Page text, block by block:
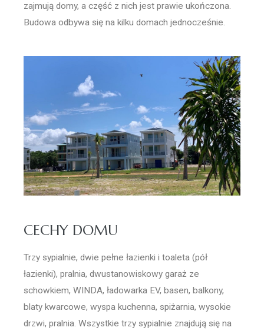
zajmują domy, a część z nich jest prawie ukończona.
Budowa odbywa się na kilku domach jednocześnie.
CECHY DOMU
Trzy sypialnie, dwie pełne łazienki i toaleta (pół
łazienki), pralnia, dwustanowiskowy garaż ze
schowkiem, WINDA, ładowarka EV, basen, balkony,
blaty kwarcowe, wyspa kuchenna, spiżarnia, wysokie
drzwi, pralnia. Wszystkie trzy sypialnie znajdują się na